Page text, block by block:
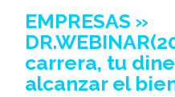
EMPRESAS »
carrera, tu
alcanzar el